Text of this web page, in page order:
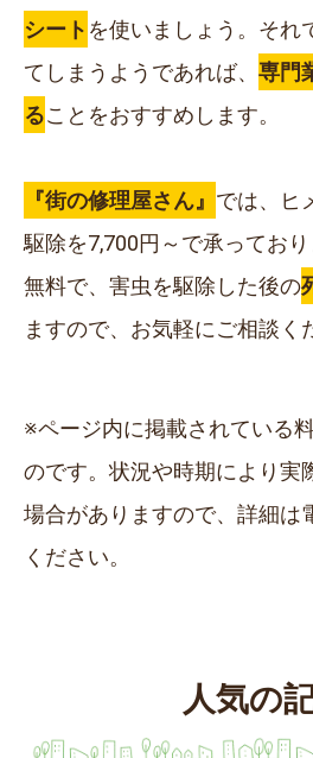
シート を使いましょう。それ
てしまうようであれば、 専門
ることをおすすめします。
『街の修理屋さん』 では、ヒ
駆除を7,700円～ で承ってお
無料で、害虫を駆除した後の
ますので、お気軽にご相談く
※ページ内に掲載されている
のです。状況や時期により実
場合がありますので、詳細は
ください。
人気の